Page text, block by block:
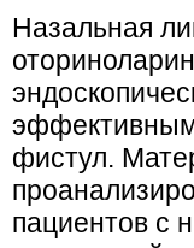
Назальная
фистул.
пациентов с